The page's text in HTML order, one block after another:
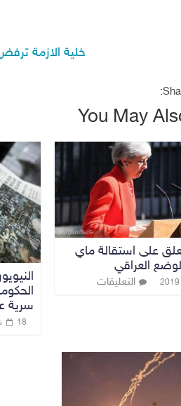
خلية الازمة
You May
على استقالة ماي
العراقي
التعليقات
سرية
18 نوفمبر، 2019